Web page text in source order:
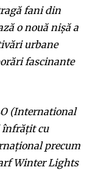
fani din
o nouă nișă a
urbane
fascinante
(International
înfrățit cu
precum
Winter Lights